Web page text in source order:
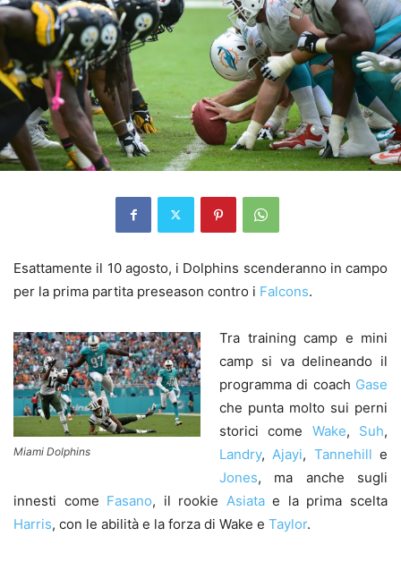
Esattamente il 10 agosto, i Dolphins scenderanno in campo
per la prima partita preseason contro i Falcons.
Miami Dolphins
Tra training camp e mini
camp si va delineando il
programma di coach Gase
che punta molto sui perni
storici come Wake, Suh,
Landry, Ajayi, Tannehill e
Jones, ma anche sugli
innesti come Fasano, il rookie Asiatae la prima scelta
Harris, con le abilità e la forza di Wake e Taylor.